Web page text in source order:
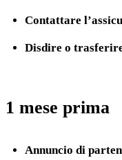
Contattare
Disdire o
1 mese prima
Annuncio di